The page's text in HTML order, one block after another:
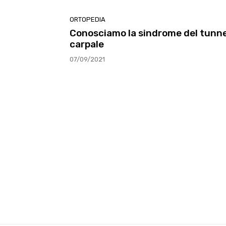
ORTOPEDIA
Conosciamo la sindrome del
carpale
07/09/2021